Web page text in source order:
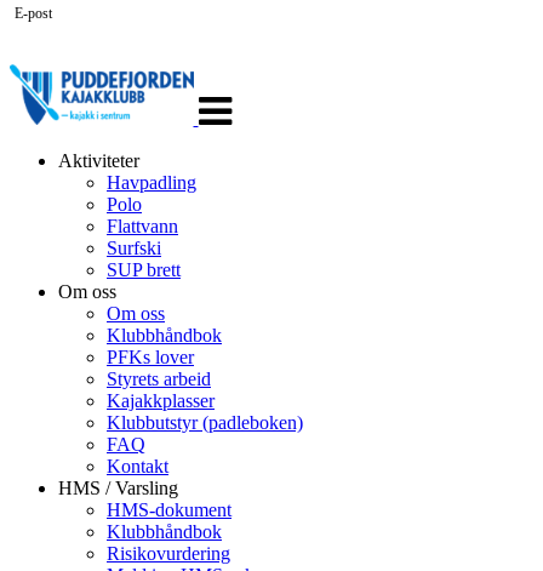
navigasjon
Aktiviteter
Havpadling
Polo
Flattvann
Surfski
SUP brett
Om oss
Om oss
Klubbhåndbok
PFKs lover
Styrets arbeid
Kajakkplasser
Klubbutstyr (padleboken)
FAQ
Kontakt
HMS / Varsling
HMS-dokument
Klubbhåndbok
Risikovurdering
E-post